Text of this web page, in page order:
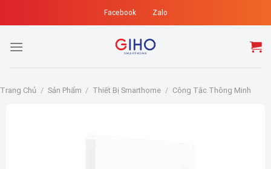
to
Facebook Zalo
Trang Chủ / Sản Phẩm / Thiết Bị Smarthome / Công Tắc Thông Minh